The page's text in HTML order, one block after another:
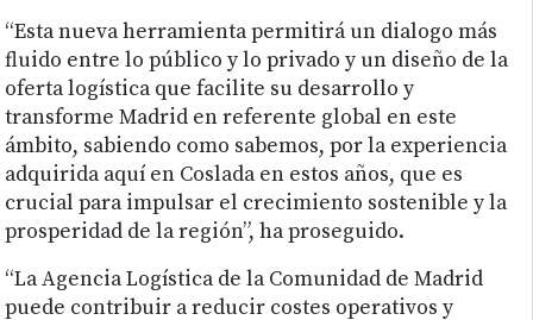
“Esta nueva herramienta permitirá un dialogo más
fluido entre lo público y lo privado y un diseño de la
oferta logística que facilite su desarrollo y
transforme Madrid en referente global en este
ámbito, sabiendo como sabemos, por la experiencia
adquirida aquí en Coslada en estos años, que es
crucial para impulsar el crecimiento sostenible y la
prosperidad de la región”, ha proseguido.
“La Agencia Logística de la Comunidad de Madrid
puede contribuir a reducir costes operativos y